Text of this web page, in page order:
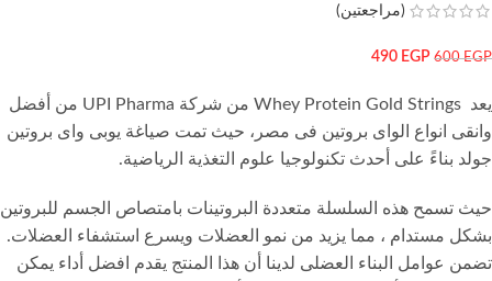
(مراجعتين)
600EGP
490 EGP
يعد Whey Protein Gold Strings من شركة UPI Pharma من أفضل
وانقى انواع الواى بروتين فى مصر، حيث تمت صياغة يوبى واى بروتين
جولد بناءً على أحدث تكنولوجيا علوم التغذية الرياضية.
حيث تسمح هذه السلسلة متعددة البروتينات بامتصاص الجسم للبروتين
بشكل مستدام ، مما يزيد من نمو العضلات ويسرع استشفاء العضلات.
تضمن عوامل البناء العضلى لدينا أن هذا المنتج يقدم افضل أداء يمكن